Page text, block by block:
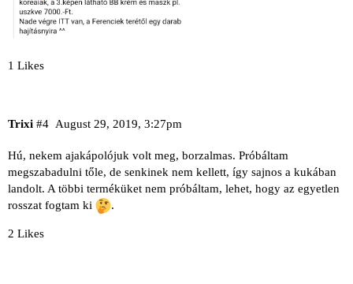
1 Likes
Trixi August 29, 2019, 3:27pm
#4
Hú, nekem ajakápolójuk volt meg, borzalmas. Próbáltam
megszabadulni tőle, de senkinek nem kellett, így sajnos a kukában
landolt. A többi terméküket nem próbáltam, lehet, hogy az egyetlen
rosszat fogtam ki
.
2 Likes